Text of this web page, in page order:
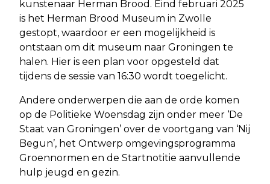
kunstenaar Herman Brood. Eind februari 2025
is het Herman Brood Museum in Zwolle
gestopt, waardoor er een mogelijkheid is
ontstaan om dit museum naar Groningen te
halen. Hier is een plan voor opgesteld dat
tijdens de sessie van 16:30 wordt toegelicht.
Andere onderwerpen die aan de orde komen
op de Politieke Woensdag zijn onder meer ‘De
Staat van Groningen’ over de voortgang van ‘Nij
Begun’, het Ontwerp omgevingsprogramma
Groennormen en de Startnotitie aanvullende
hulp jeugd en gezin.